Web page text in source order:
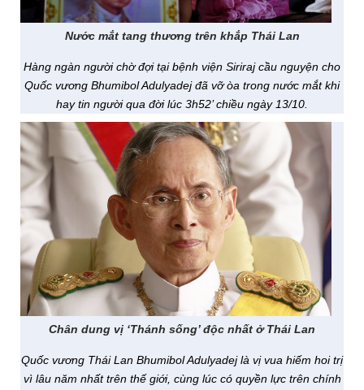
Nước mắt tang thương trên khắp Thái Lan
Hàng ngàn người chờ đợi tại bệnh viện Siriraj cầu nguyện cho
Quốc vương Bhumibol Adulyadej đã vỡ òa trong nước mắt khi
hay tin người qua đời lúc 3h52’ chiều ngày 13/10.
Chân dung vị ‘Thánh sống’ độc nhất ở Thái Lan
Quốc vương Thái Lan Bhumibol Adulyadej là vị vua hiếm hoi trị
vì lâu năm nhất trên thế giới, cùng lúc có quyền lực trên chính